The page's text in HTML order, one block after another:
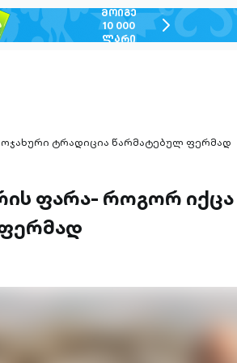
ᲛᲝᲘᲒᲔ
10 000
ᲚᲐᲠᲘ
chevron-
right-
ტრადიცია წარმატებულ ფერმად
ფარა- როგორ